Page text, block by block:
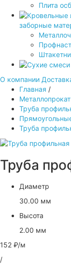
Плита осб
заборные
О компании
Главная /
Металлопрокат
Труба
Труба
Труба
Диаметр
30.00 мм
Высота
2.00 мм
152 ₽/м
/